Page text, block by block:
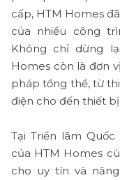
cấp, HTM Homes
của nhiều công
Không chỉ dừng
Homes còn là đơn
pháp tổng thể, từ
điện cho đến thiết
Tại Triển lãm
của HTM Homes
cho uy tín và